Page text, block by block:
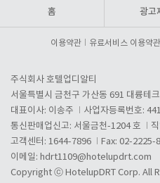
홈 광고
이용약관 유료서비스 이용약관
주식회사 호텔업디알티
서울특별시 금천구 가산동 691 대륭테
대표이사: 이송주
사업자등록번호:
통신판매업신고: 서울금천-1204 호
고객센터: 1644-7896
Fax: 02-2225-
이메일: hdrt1109@hotelupdrt.com
Copyright ⓒ HotelupDRT Corp. All